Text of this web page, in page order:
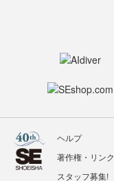
ヘルプ
著作権・リンク
スタッフ募集!